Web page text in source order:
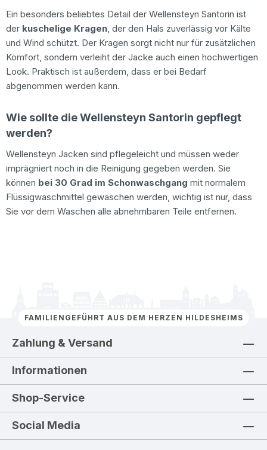
Ein besonders beliebtes Detail der Wellensteyn Santorin ist
der kuschelige Kragen , der den Hals zuverlässig vor Kälte
und Wind schützt. Der Kragen sorgt nicht nur für zusätzlichen
Komfort, sondern verleiht der Jacke auch einen hochwertigen
Look. Praktisch ist außerdem, dass er bei Bedarf
abgenommen werden kann.
Wie sollte die Wellensteyn Santorin gepflegt
werden?
Wellensteyn Jacken sind pflegeleicht und müssen weder
imprägniert noch in die Reinigung gegeben werden. Sie
können bei 30 Grad im Schonwaschgang mit normalem
Flüssigwaschmittel gewaschen werden, wichtig ist nur, dass
Sie vor dem Waschen alle abnehmbaren Teile entfernen.
FAMILIENGEFÜHRT AUS DEM HERZEN HILDESHEIMS
Zahlung & Versand
Informationen
Shop-Service
Social Media